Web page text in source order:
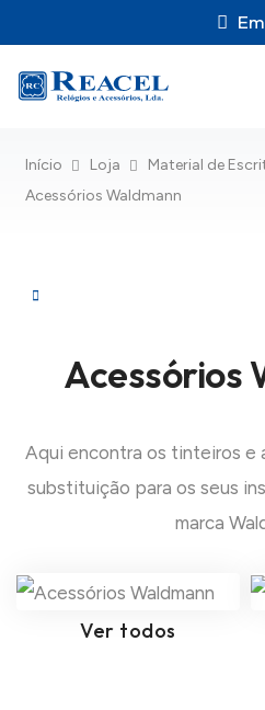
Início Loja
Material de
Acessórios Waldmann
Acessórios
Aqui encontra os tinteiros e
substituição para os seus
marca
Ver todos